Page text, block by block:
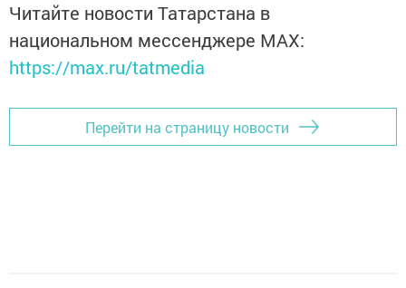
Читайте новости Татарстана в
национальном мессенджере MАХ:
https://max.ru/tatmedia
Перейти на страницу новости